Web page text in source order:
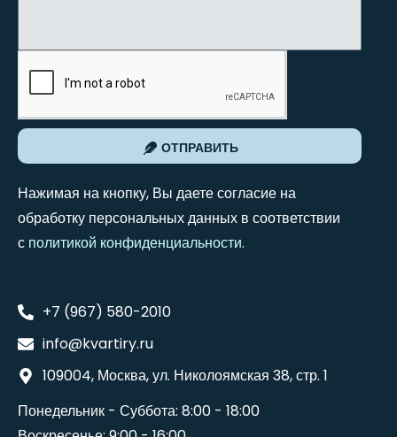
ОТПРАВИТЬ
Нажимая на кнопку, Вы даете согласие на
обработку персональных данных в соответствии
с политикой конфиденциальности.
+7 (967) 580-2010
info@kvartiry.ru
109004, Москва, ул. Николоямская 38, стр. 1
Понедельник - Суббота: 8:00 - 18:00